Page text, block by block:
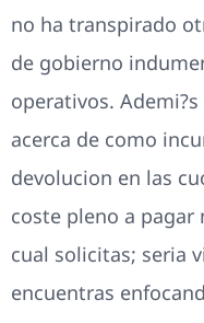
no ha transpirado
de gobierno
operativos.
acerca de como
devolucion en las
coste pleno a pagar
cual solicitas; seri­a
encuentras